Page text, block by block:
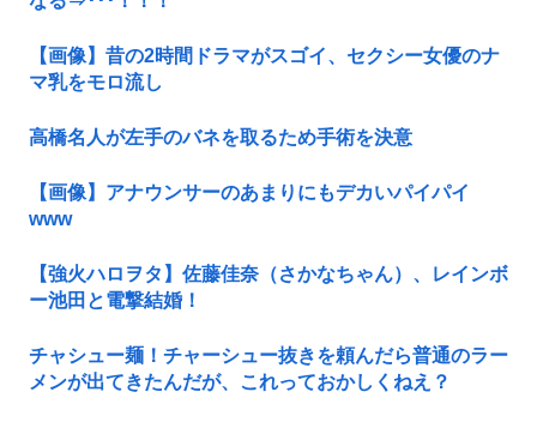
【画像】昔の2時間ドラマがスゴイ、セクシー女優のナ
マ乳をモロ流し
高橋名人が左手のバネを取るため手術を決意
【画像】アナウンサーのあまりにもデカいパイパイ
www
【強火ハロヲタ】佐藤佳奈（さかなちゃん）、レインボ
ー池田と電撃結婚！
チャシュー麺！チャーシュー抜きを頼んだら普通のラー
メンが出てきたんだが、これっておかしくねえ？